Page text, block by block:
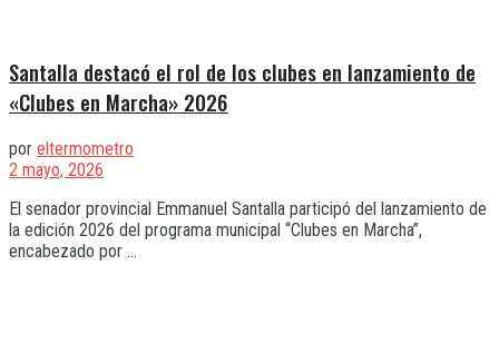
Santalla destacó el rol de los clubes en lanzamiento de
«Clubes en Marcha» 2026
por eltermometro
2 mayo, 2026
El senador provincial Emmanuel Santalla participó del lanzamiento de
la edición 2026 del programa municipal “Clubes en Marcha”,
encabezado por ...